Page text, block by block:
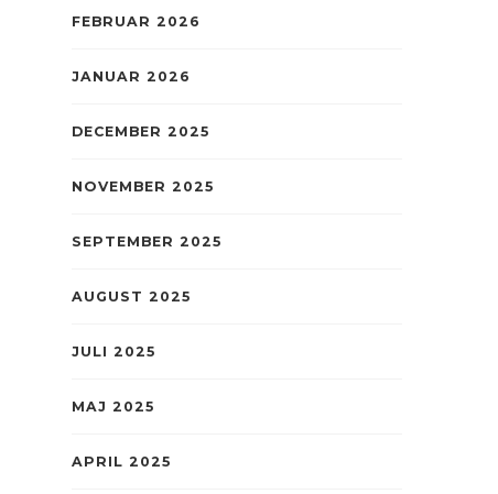
FEBRUAR 2026
JANUAR 2026
DECEMBER 2025
NOVEMBER 2025
SEPTEMBER 2025
AUGUST 2025
JULI 2025
MAJ 2025
APRIL 2025